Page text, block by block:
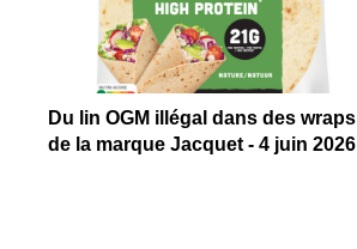
Du lin OGM illégal dans des wraps
de la marque Jacquet - 4 juin 2026